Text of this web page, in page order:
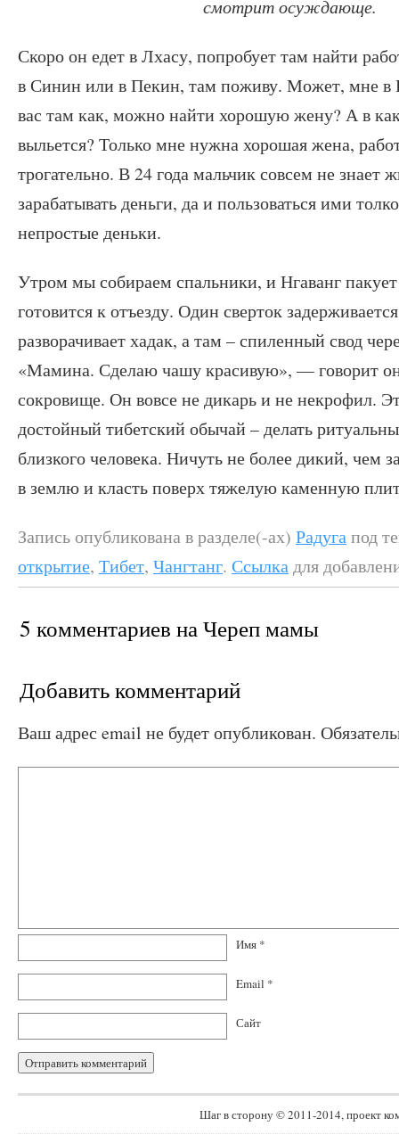
смотрит осуждающе.
Скоро он едет в Лхасу, попробует там найти
в Синин или в Пекин, там поживу. Может, мне в
вас там как, можно найти хорошую жену? А в
выльется? Только мне нужна хорошая жена,
трогательно. В 24 года мальчик совсем не знает
зарабатывать деньги, да и пользоваться ими
непростые деньки.
Утром мы собираем спальники, и Нгаванг
готовится к отъезду. Один сверток
разворачивает хадак, а там – спиленный свод
«Мамина. Сделаю чашу красивую», — говорит
сокровище. Он вовсе не дикарь и не некрофил.
достойный тибетский обычай – делать
близкого человека. Ничуть не более дикий, чем
в землю и класть поверх тяжелую каменную
Запись опубликована в разделе(-ах) Радугапод
открытие, Тибет, Чангтанг. Ссылкадля
5 комментариев наЧереп мамы
Добавить комментарий
Ваш адрес email не будет опубликован.
Имя *
Email *
Сайт
Шаг в сторону © 2011-2014, проект